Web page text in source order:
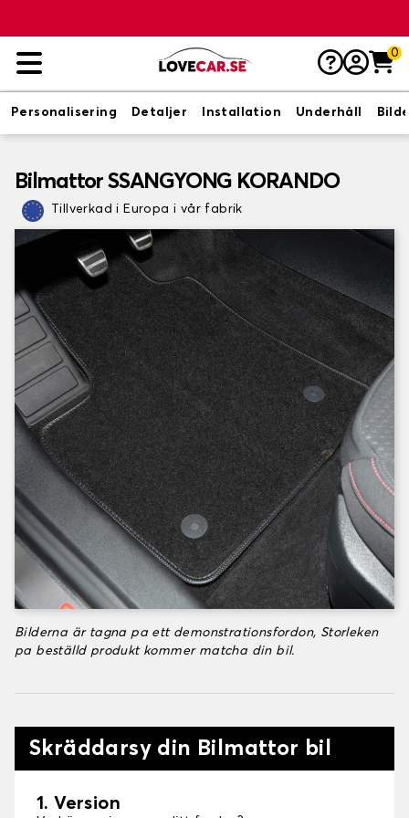
0
Personalisering Detaljer Installation Underhåll
Bilmattor SSANGYONG KORANDO
Tillverkad i Europa i vår fabrik
Bilderna är tagna pa ett demonstrationsfordon, Storleken
pa beställd produkt kommer matcha din bil.
Skräddarsy din Bilmattor bil
1. Version